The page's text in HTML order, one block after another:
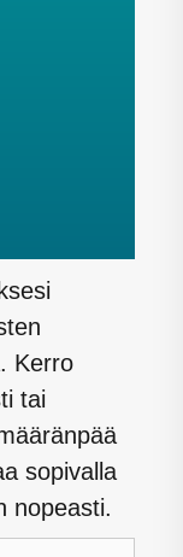
Kerro
tai
sopivalla
nopeasti.